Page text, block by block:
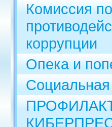
Комиссия по
коррупции
Опека и
Социальная